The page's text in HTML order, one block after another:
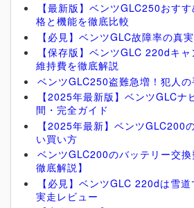
【最新版】ベンツGLC250おす
格と機能を徹底比較
【必見】ベンツGLC故障率の真
【保存版】ベンツGLC 220dキ
維持費を徹底解説
ベンツGLC250盗難急増！犯人
【2025年最新版】ベンツGLCナ
間・完全ガイド
【2025年最新】ベンツGLC200
い買い方
ベンツGLC200のバッテリー交
徹底解説】
【必見】ベンツGLC 220dは雪
実走レビュー